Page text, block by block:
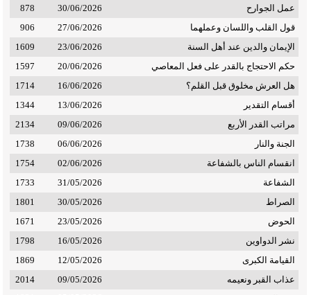
عمل الجوارح
30/06/2026
878
قول القلب واللسان وعملهما
27/06/2026
906
الإيمان والدين عند أهل السنة
23/06/2026
1609
حكم الاحتجاج بالقدر على فعل المعاصي
20/06/2026
1597
هل العرش مخلوق قبل القلم؟
16/06/2026
1714
أقسام التقدير
13/06/2026
1344
مراتب القدر الأربع
09/06/2026
2134
الجنة والنار
06/06/2026
1738
انقسام الناس بالشفاعة
02/06/2026
1754
الشفاعة
31/05/2026
1733
الصراط
30/05/2026
1801
الحوض
23/05/2026
1671
نشر الدواوين
16/05/2026
1798
القيامة الكبرى
12/05/2026
1869
عذاب القبر ونعيمه
09/05/2026
2014